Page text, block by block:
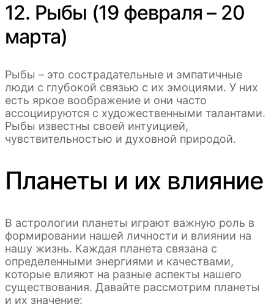
12. Рыбы (19 февраля – 20
марта)
Рыбы – это сострадательные и эмпатичные
люди с глубокой связью с их эмоциями. У них
есть яркое воображение и они часто
ассоциируются с художественными талантами.
Рыбы известны своей интуицией,
чувствительностью и духовной природой.
Планеты и их влияние
В астрологии планеты играют важную роль в
формировании нашей личности и влиянии на
нашу жизнь. Каждая планета связана с
определенными энергиями и качествами,
которые влияют на разные аспекты нашего
существования. Давайте рассмотрим планеты
и их значение: